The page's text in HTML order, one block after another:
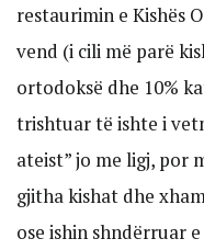
restaurimin e Kishës
vend (i cili më parë
ortodoksë dhe 10%
trishtuar të ishte i
ateist” jo me ligj, por
gjitha kishat dhe
ose ishin shndërruar